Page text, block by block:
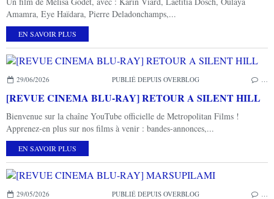
Amamra, Eye Haïdara, Pierre Deladonchamps,...
EN SAVOIR PLUS
29/06/2026 PUBLIÉ DEPUIS OVERBLOG
[REVUE CINEMA BLU-RAY] RETOUR A SILENT HILL
Bienvenue sur la chaîne YouTube officielle de Metropolitan Films !
Apprenez-en plus sur nos films à venir : bandes-annonces,...
EN SAVOIR PLUS
29/05/2026 PUBLIÉ DEPUIS OVERBLOG